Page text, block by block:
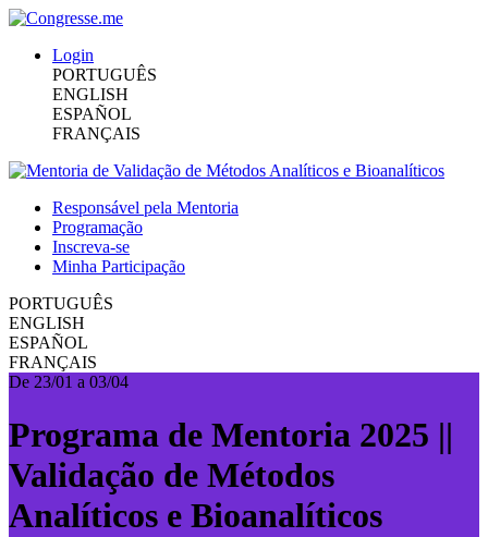
Login
PORTUGUÊS
ENGLISH
ESPAÑOL
FRANÇAIS
Responsável pela Mentoria
Programação
Inscreva-se
Minha Participação
PORTUGUÊS
ENGLISH
ESPAÑOL
FRANÇAIS
De 23/01 a 03/04
Programa de Mentoria 2025 ||
Validação de Métodos
Analíticos e Bioanalíticos